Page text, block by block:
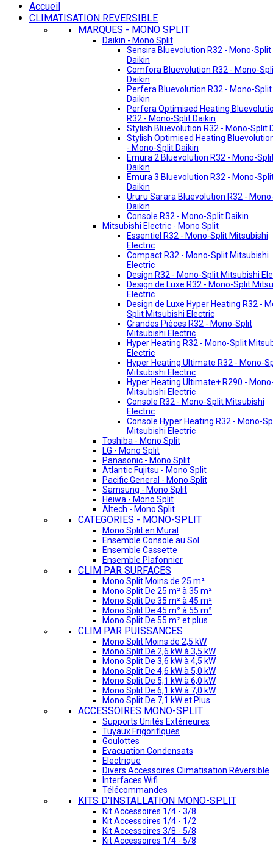
Accueil
CLIMATISATION REVERSIBLE
MARQUES - MONO SPLIT
Daikin - Mono Split
Sensira Bluevolution R32 - Mono-Split
Daikin
Comfora Bluevolution R32 - Mono-
Daikin
Perfera Bluevolution R32 - Mono-Split
Daikin
Perfera Optimised Heating
R32 - Mono-Split Daikin
Stylish Bluevolution R32 - Mono-Split
Stylish Optimised Heating
- Mono-Split Daikin
Emura 2 Bluevolution R32 - Mono-
Daikin
Emura 3 Bluevolution R32 - Mono-
Daikin
Ururu Sarara Bluevolution R32 -
Daikin
Console R32 - Mono-Split Daikin
Mitsubishi Electric - Mono Split
Essentiel R32 - Mono-Split Mitsubishi
Electric
Compact R32 - Mono-Split Mitsubishi
Electric
Design R32 - Mono-Split Mitsubishi
Design de Luxe R32 - Mono-Split
Electric
Design de Luxe Hyper Heating R32 -
Split Mitsubishi Electric
Grandes Pièces R32 - Mono-Split
Mitsubishi Electric
Hyper Heating R32 - Mono-Split
Electric
Hyper Heating Ultimate R32 - Mono-
Mitsubishi Electric
Hyper Heating Ultimate+ R290 -
Mitsubishi Electric
Console R32 - Mono-Split Mitsubishi
Electric
Console Hyper Heating R32 - Mono-
Mitsubishi Electric
Toshiba - Mono Split
LG - Mono Split
Panasonic - Mono Split
Atlantic Fujitsu - Mono Split
Pacific General - Mono Split
Samsung - Mono Split
Heiwa - Mono Split
Altech - Mono Split
CATEGORIES - MONO-SPLIT
Mono Split en Mural
Ensemble Console au Sol
Ensemble Cassette
Ensemble Plafonnier
CLIM PAR SURFACES
Mono Split Moins de 25 m²
Mono Split De 25 m² à 35 m²
Mono Split De 35 m² à 45 m²
Mono Split De 45 m² à 55 m²
Mono Split De 55 m² et plus
CLIM PAR PUISSANCES
Mono Split Moins de 2,5 kW
Mono Split De 2,6 kW à 3,5 kW
Mono Split De 3,6 kW à 4,5 kW
Mono Split De 4,6 kW à 5,0 kW
Mono Split De 5,1 kW à 6,0 kW
Mono Split De 6,1 kW à 7,0 kW
Mono Split De 7,1 kW et Plus
ACCESSOIRES MONO-SPLIT
Supports Unités Extérieures
Tuyaux Frigorifiques
Goulottes
Evacuation Condensats
Electrique
Divers Accessoires Climatisation Réversible
Interfaces Wifi
Télécommandes
KITS D'INSTALLATION MONO-SPLIT
Kit Accessoires 1/4 - 3/8
Kit Accessoires 1/4 - 1/2
Kit Accessoires 3/8 - 5/8
Kit Accessoires 1/4 - 5/8